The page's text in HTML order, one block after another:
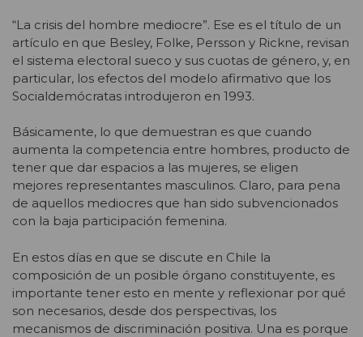
“La crisis del hombre mediocre”. Ese es el título de un
artículo en que Besley, Folke, Persson y Rickne, revisan
el sistema electoral sueco y sus cuotas de género, y, en
particular, los efectos del modelo afirmativo que los
Socialdemócratas introdujeron en 1993.
Básicamente, lo que demuestran es que cuando
aumenta la competencia entre hombres, producto de
tener que dar espacios a las mujeres, se eligen
mejores representantes masculinos. Claro, para pena
de aquellos mediocres que han sido subvencionados
con la baja participación femenina.
En estos días en que se discute en Chile la
composición de un posible órgano constituyente, es
importante tener esto en mente y reflexionar por qué
son necesarios, desde dos perspectivas, los
mecanismos de discriminación positiva. Una es porque